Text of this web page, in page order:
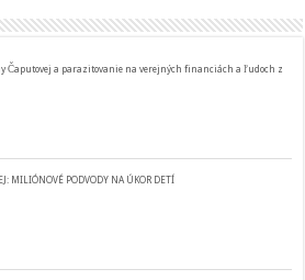
Čaputovej a parazitovanie na verejných financiách a ľudoch z
MILIÓNOVÉ PODVODY NA ÚKOR DETÍ